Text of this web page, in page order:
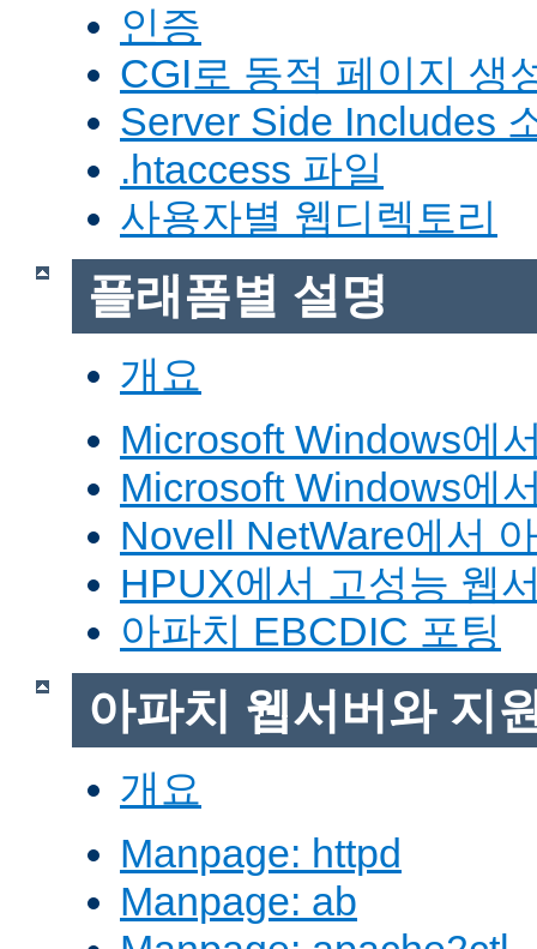
인증
CGI로 동적 페이지 생
Server Side Includes
.htaccess 파일
사용자별 웹디렉토리
플래폼별 설명
개요
Microsoft Windows에
Microsoft Windows에
Novell NetWare에서
HPUX에서 고성능 웹
아파치 EBCDIC 포팅
아파치 웹서버와 지
개요
Manpage: httpd
Manpage: ab